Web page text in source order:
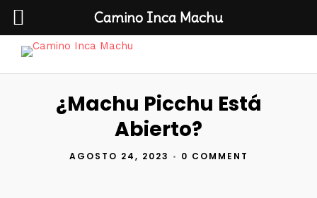
¿Machu Picchu Está
Abierto?
AGOSTO 24, 2023 • 0 COMMENT
Camino Inca Machu